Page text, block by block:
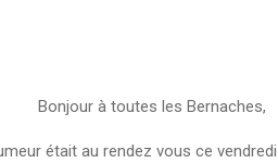
Bonjour à toutes les Bernaches,
était au rendez vous ce